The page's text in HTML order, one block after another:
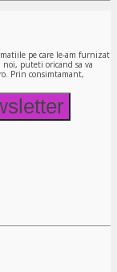
pe care le-am furnizat
puteti oricand sa va
Prin consimtamant,